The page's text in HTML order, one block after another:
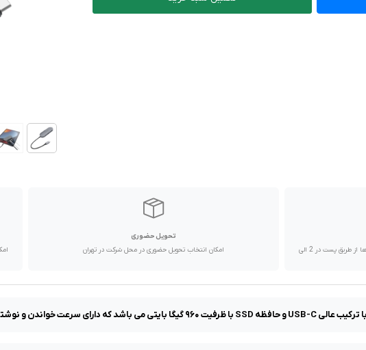
ارسال در تهران با پیک موتوری تا یک روز کاری و دیگر استان ها از طریق پست در 2 الی
تحویل حضوری
امکان انتخاب تحویل حضوری در محل شرکت در تهران